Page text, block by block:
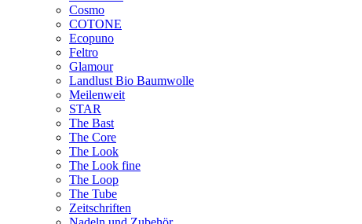
Cosmo
COTONE
Ecopuno
Feltro
Glamour
Landlust Bio Baumwolle
Meilenweit
STAR
The Bast
The Core
The Look
The Look fine
The Loop
The Tube
Zeitschriften